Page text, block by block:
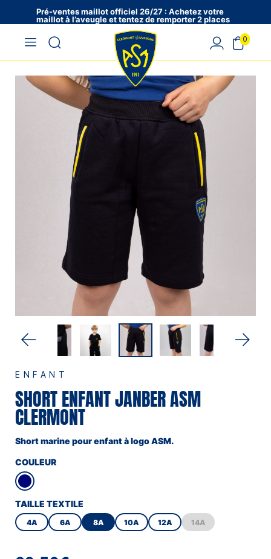
Pré-ventes maillot officiel 26/27 : Achetez votre
maillot à l’aveugle et tentez de remporter 2 places
en VIP !
ENFANT
SHORT ENFANT JANBER ASM
CLERMONT
Short marine pour enfant à logo ASM.
COULEUR
TAILLE TEXTILE
4A 6A 8A 10A 12A 14A
0